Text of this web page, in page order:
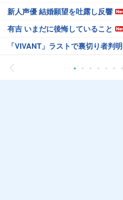
新人声優 結婚願望を吐露し反響
有吉 いまだに後悔していること
「VIVANT」ラストで裏切り者判明